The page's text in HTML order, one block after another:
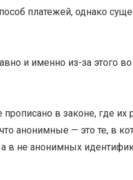
платежей, однако
и именно из-за этого
в законе, где
анонимные — это те, в
в не анонимных